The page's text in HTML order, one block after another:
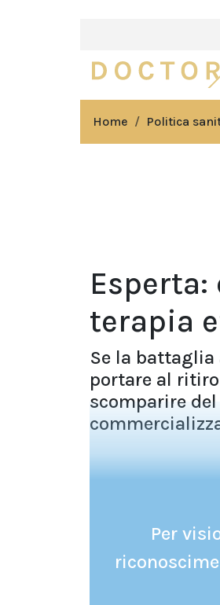
Home Politica
terapia
Se la battaglia
portare al
scomparire
Per